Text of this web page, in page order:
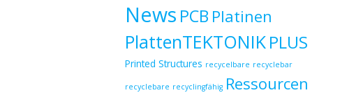
News PCB Platinen
PlattenTEKTONIK PLUS
Printed Structures recycelbare recyclebar
recyclebare recyclingfähig Ressourcen